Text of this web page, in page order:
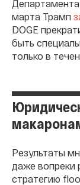
марта Трамп
DOGE
быть
только в
Результаты
даже вопреки
стратегию